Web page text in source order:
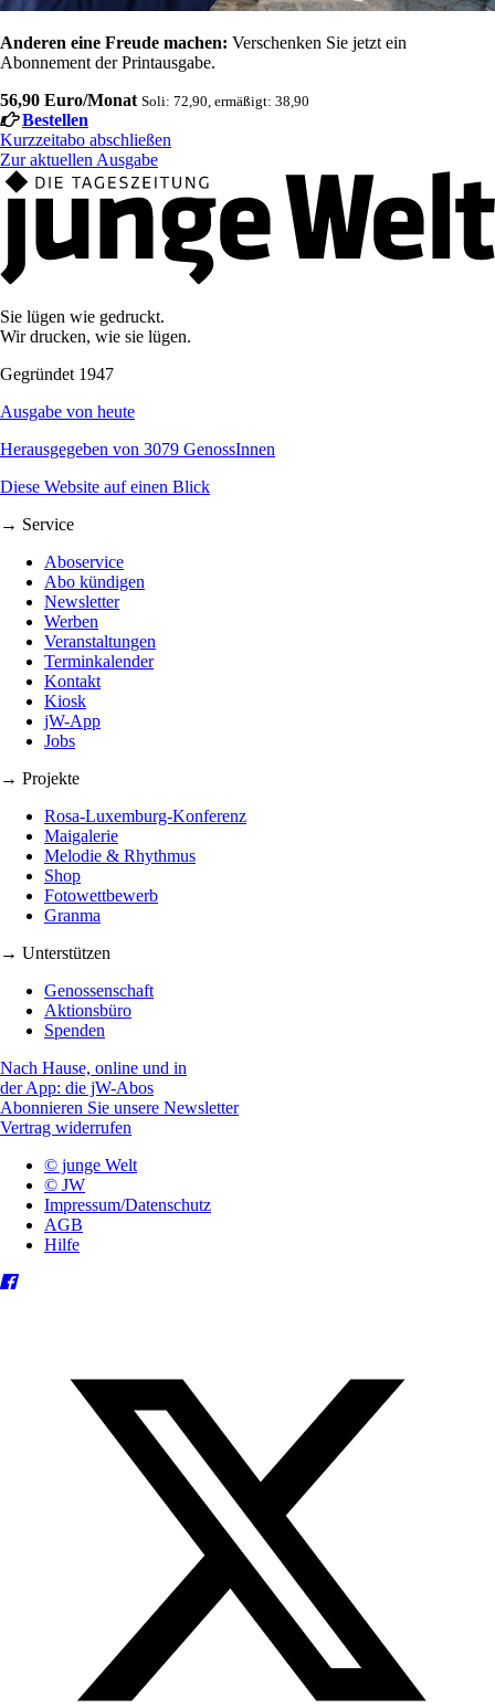
Anderen eine Freude machen: Verschenken Sie jetzt ein
Abonnement der Printausgabe.
56,90 Euro/Monat Soli: 72,90, ermäßigt: 38,90
Bestellen
Kurzzeitabo abschließen
Zur aktuellen Ausgabe
Sie lügen wie gedruckt.
Wir drucken, wie sie lügen.
Gegründet 1947
Ausgabe von heute
Herausgegeben von 3079 GenossInnen
Diese Website auf einen Blick
→ Service
Aboservice
Abo kündigen
Newsletter
Werben
Veranstaltungen
Terminkalender
Kontakt
Kiosk
jW-App
Jobs
→ Projekte
Rosa-Luxemburg-Konferenz
Maigalerie
Melodie & Rhythmus
Shop
Fotowettbewerb
Granma
→ Unterstützen
Genossenschaft
Aktionsbüro
Spenden
Nach Hause, online und in
der App: die jW-Abos
Abonnieren Sie unsere Newsletter
Vertrag widerrufen
© junge Welt
© JW
Impressum/Datenschutz
AGB
Hilfe